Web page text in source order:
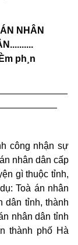
NHÂN
..........
ph¸n
công nhận sự
nhân dân cấp
gì thuộc tỉnh,
Toà án nhân
dân tỉnh, thành
nhân dân tỉnh
thành phố Hà